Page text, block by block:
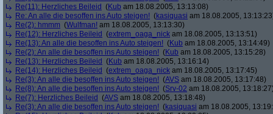
Re(11): Herzliches Beileid (Kub am 18.08.2005, 13:13:08)
Re: An alle die besoffen ins Auto steigen! (kasiquasi am 18.08.2005,
Re(2): hmmm (Wulfman! am 18.08.2005, 13:13:30)
Re(12): Herzliches Beileid (extrem_oaga_nick am 18.08.2005, 13:13:51)
Re(13): An alle die besoffen ins Auto steigen! (Kub am 18.08.2005, 13:14:49)
Re(2): An alle die besoffen ins Auto steigen! (Kub am 18.08.2005, 13:15:28)
Re(13): Herzliches Beileid (Kub am 18.08.2005, 13:16:14)
Re(14): Herzliches Beileid (extrem_oaga_nick am 18.08.2005, 13:17:45)
Re(3): An alle die besoffen ins Auto steigen! (AVS am 18.08.2005, 13:17:48)
Re(8): An alle die besoffen ins Auto steigen! (Srv-02 am 18.08.2005,
Re(7): Herzliches Beileid (AVS am 18.08.2005, 13:18:48)
Re(3): An alle die besoffen ins Auto steigen! (kasiquasi am 18.08.2005,